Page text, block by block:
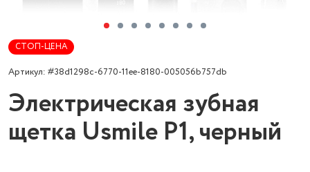
СТОП-ЦЕНА
Артикул: #38d1298c-6770-11ee-8180-005056b757db
Электрическая зубная
щетка Usmile P1, черный